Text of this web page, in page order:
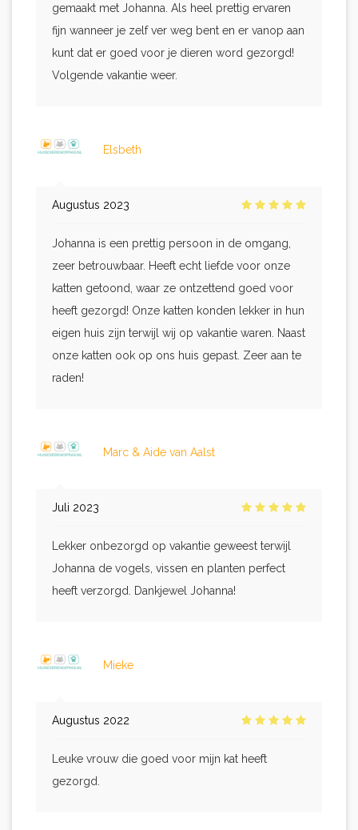
gemaakt met Johanna. Als heel prettig ervaren
fijn wanneer je zelf ver weg bent en er vanop aan
kunt dat er goed voor je dieren word gezorgd!
Volgende vakantie weer.
Elsbeth
Augustus 2023
Johanna is een prettig persoon in de omgang,
zeer betrouwbaar. Heeft echt liefde voor onze
katten getoond, waar ze ontzettend goed voor
heeft gezorgd! Onze katten konden lekker in hun
eigen huis zijn terwijl wij op vakantie waren. Naast
onze katten ook op ons huis gepast. Zeer aan te
raden!
Marc & Aide van Aalst
Juli 2023
Lekker onbezorgd op vakantie geweest terwijl
Johanna de vogels, vissen en planten perfect
heeft verzorgd. Dankjewel Johanna!
Mieke
Augustus 2022
Leuke vrouw die goed voor mijn kat heeft
gezorgd.